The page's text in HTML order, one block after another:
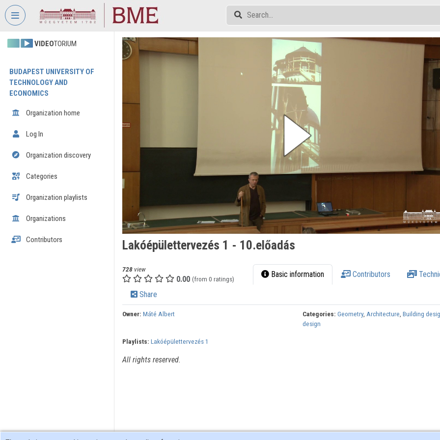
Skip header Skip menu
VIDEOTORIUM
BUDAPEST UNIVERSITY OF
TECHNOLOGY AND
ECONOMICS
Organization home
Log In
Organization discovery
Categories
Organization playlists
Organizations
Contributors Lakóépülettervezés 1 - 10.előadás
728view
0.00 (from 0 ratings) Basic information Contributors
Share
Owner: Máté Albert Categories: Geometry,Architecture,Building
design
Playlists: Lakóépülettervezés 1
All rights reserved.